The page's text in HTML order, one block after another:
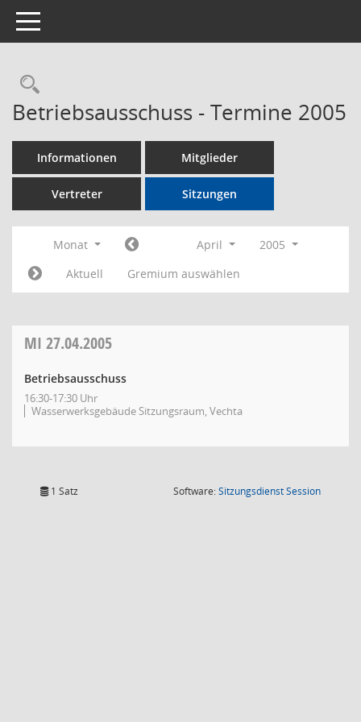
Toggle navigation
Rechercheauswahl
Betriebsausschuss - Termine 2005
Informationen Mitglieder
Vertreter Sitzungen
Monat April
2005
Aktuell
Gremium auswählen
MI 27.04.2005
Betriebsausschuss
16:30-17:30 Uhr
Wasserwerksgebäude Sitzungsraum, Vechta
1 Satz Software:SitzungsdienstSession(Wird in